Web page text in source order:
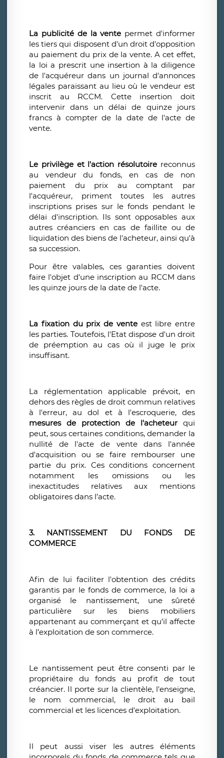
La publicité de la vente permet d'informer
les tiers qui disposent d'un droit d'opposition
au paiement du prix de la vente. A cet effet,
la loi a prescrit une insertion à la diligence
de l'acquéreur dans un journal d'annonces
légales paraissant au lieu où le vendeur est
inscrit au RCCM. Cette insertion doit
intervenir dans un délai de quinze jours
francs à compter de la date de l'acte de
vente.
Le privilège et l'action résolutoire reconnus
au vendeur du fonds, en cas de non
paiement du prix au comptant par
l'acquéreur, priment toutes les autres
inscriptions prises sur le fonds pendant le
délai d'inscription. Ils sont opposables aux
autres créanciers en cas de faillite ou de
liquidation des biens de l'acheteur, ainsi qu'à
sa succession.
Pour être valables, ces garanties doivent
faire l'objet d'une inscription au RCCM dans
les quinze jours de la date de l'acte.
La fixation du prix de vente est libre entre
les parties. Toutefois, l'Etat dispose d'un droit
de préemption au cas où il juge le prix
insuffisant.
La réglementation applicable prévoit, en
dehors des règles de droit commun relatives
à l'erreur, au dol et à l'escroquerie, des
mesures de protection de l'acheteur qui
peut, sous certaines conditions, demander la
nullité de l'acte de vente dans l'année
d'acquisition ou se faire rembourser une
partie du prix. Ces conditions concernent
notamment les omissions ou les
inexactitudes relatives aux mentions
obligatoires dans l’acte.
3. NANTISSEMENT DU FONDS DE
COMMERCE
Afin de lui faciliter l'obtention des crédits
garantis par le fonds de commerce, la loi a
organisé le nantissement, une sûreté
particulière sur les biens mobiliers
appartenant au commerçant et qu’il affecte
à l’exploitation de son commerce.
Le nantissement peut être consenti par le
propriétaire du fonds au profit de tout
créancier. Il porte sur la clientèle, l'enseigne,
le nom commercial, le droit au bail
commercial et les licences d'exploitation.
Il peut aussi viser les autres éléments